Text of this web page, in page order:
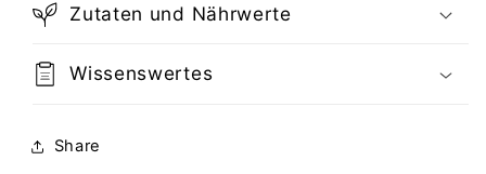
Zutaten und Nährwerte
Wissenswertes
Share